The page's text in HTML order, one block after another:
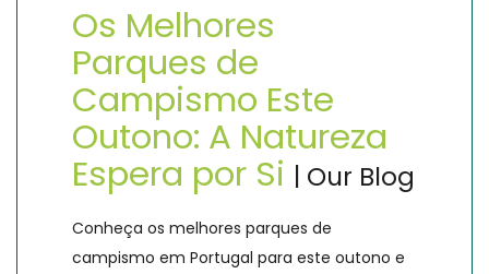
Os Melhores
Parques de
Campismo Este
Outono: A Natureza
Espera por Si | Our Blog
Conheça os melhores parques de
campismo em Portugal para este outono e